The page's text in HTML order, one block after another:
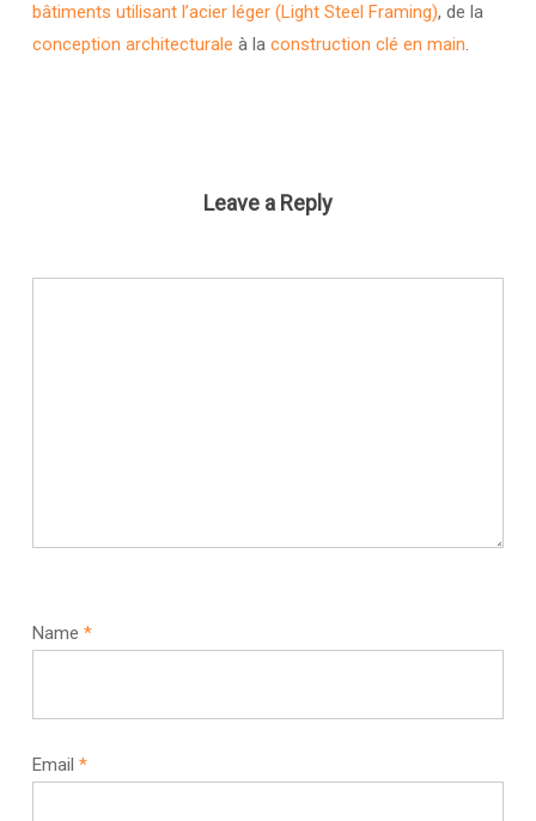
bâtiments utilisant l’acier léger (Light Steel Framing), de la
conception architecturale à la construction clé en main.
Leave a Reply
Name *
Email *